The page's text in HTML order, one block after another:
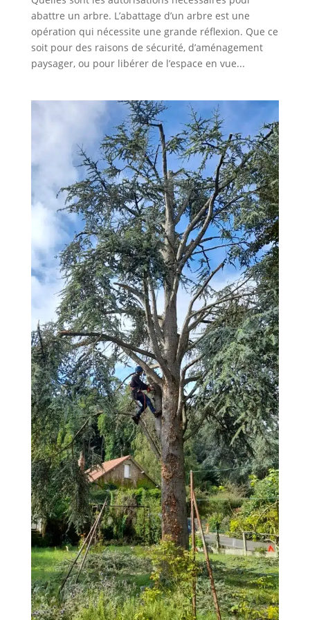
abattre un arbre. L’abattage d’un arbre est une
opération qui nécessite une grande réflexion. Que ce
soit pour des raisons de sécurité, d’aménagement
paysager, ou pour libérer de l’espace en vue...